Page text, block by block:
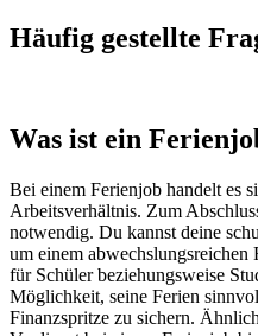
Häufig gestellte
Was ist ein
Bei einem Ferienjob handelt es
Arbeitsverhältnis. Zum
notwendig. Du kannst deine
um einem abwechslungsreichen
für Schüler beziehungsweise
Möglichkeit, seine Ferien
Finanzspritze zu sichern.